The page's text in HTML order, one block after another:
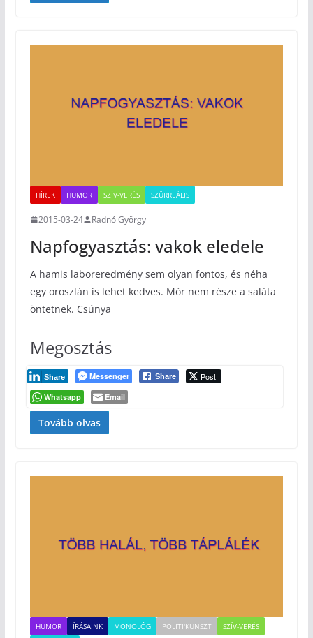
HÍREK HUMOR SZÍV-VERÉS SZÜRREÁLIS
2015-03-24 Radnó György
Napfogyasztás: vakok eledele
A hamis laboreredmény sem olyan fontos, és néha
egy oroszlán is lehet kedves. Mór nem része a saláta
öntetnek. Csúnya
Megosztás
Messenger Share Post
Share
Whatsapp Email
Tovább olvas
HUMOR ÍRÁSAINK MONOLÓG POLITI'KUNSZT
SZÍV-VERÉS